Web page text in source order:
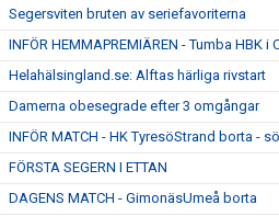
Segersviten bruten av seriefavoriterna
INFÖR HEMMAPREMIÄREN - Tumba HBK i
Helahälsingland.se: Alftas härliga rivstart
Damerna obesegrade efter 3 omgångar
INFÖR MATCH - HK TyresöStrand borta -
FÖRSTA SEGERN I ETTAN
DAGENS MATCH - GimonäsUmeå borta